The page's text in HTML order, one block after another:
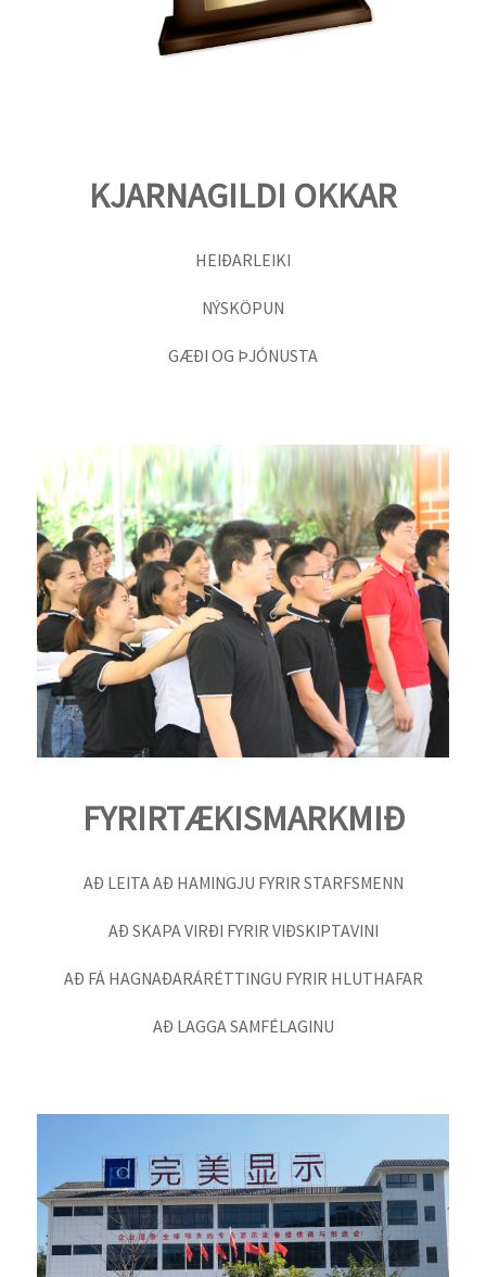
KJARNAGILDI OKKAR
HEIÐARLEIKI
NÝSKÖPUN
GÆÐI OG ÞJÓNUSTA
FYRIRTÆKISMARKMIÐ
AÐ LEITA AÐ HAMINGJU FYRIR STARFSMENN
AÐ SKAPA VIRÐI FYRIR VIÐSKIPTAVINI
AÐ FÁ HAGNAÐARÁRÉTTINGU FYRIR HLUTHAFAR
AÐ LAGGA SAMFÉLAGINU